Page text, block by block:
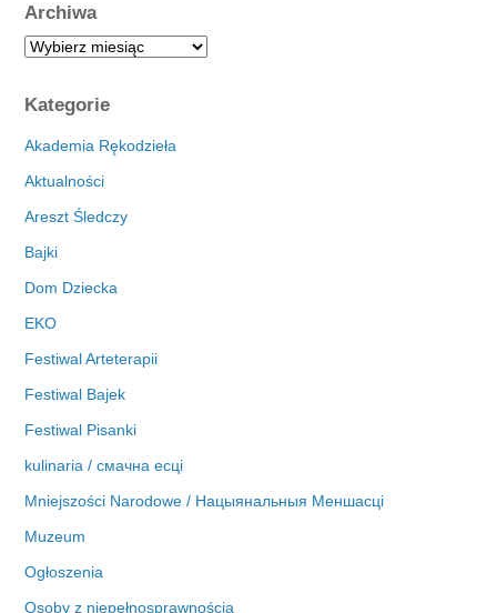
Archiwa
A
h
i
a
Kategorie
Akademia Rękodzieła
Aktualności
Areszt Śledczy
Bajki
Dom Dziecka
EKO
Festiwal Arteterapii
Festiwal Bajek
Festiwal Pisanki
kulinaria / смачна есці
Mniejszości Narodowe / Нацыянальныя Меншасці
Muzeum
Ogłoszenia
Osoby z niepełnosprawnością